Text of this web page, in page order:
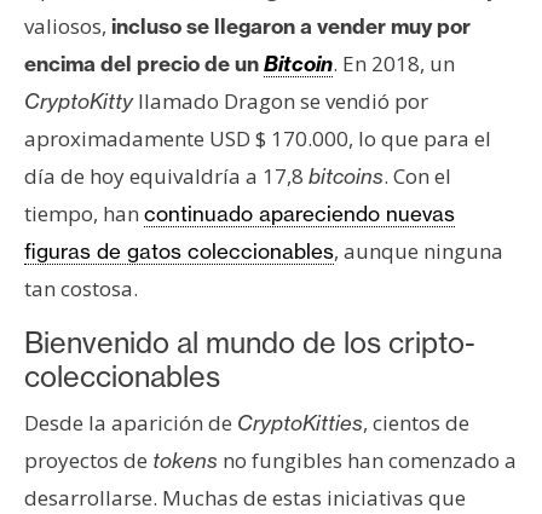
valiosos, incluso se llegaron a vender muy por
encima del precio de unBitcoin. En 2018, un
CryptoKittyllamado Dragon se vendió por
aproximadamente USD $ 170.000, lo que para el
día de hoy equivaldría a 17,8 bitcoins. Con el
tiempo, han continuado apareciendo nuevas
figuras de gatos coleccionables, aunque ninguna
tan costosa.
Bienvenido al mundo de los cripto-
coleccionables
Desde la aparición de CryptoKitties, cientos de
proyectos de tokens no fungibles han comenzado a
desarrollarse. Muchas de estas iniciativas que